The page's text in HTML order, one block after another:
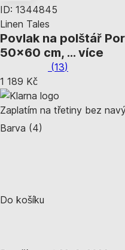
ID: 1344845
Linen Tales
Povlak na polštář
50x60 cm, … více
(13)
1 189 Kč
Zaplatím na třetiny bez
Barva (4)
Do košíku